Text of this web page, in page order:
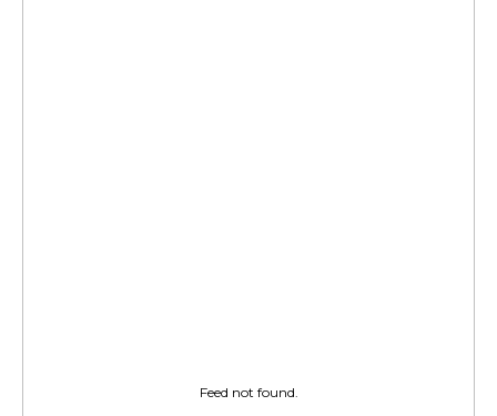
Feed not found.